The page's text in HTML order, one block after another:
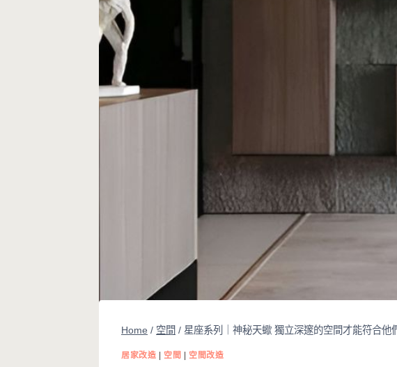
Home / 空間 / 星座系列｜神秘天蠍 獨立深邃的空間才能符合他
居家改造 | 空間 | 空間改造